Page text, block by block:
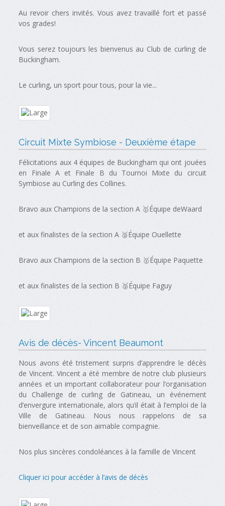
Au revoir chers invités. Vous avez travaillé fort et passé
vos grades!
Vous serez toujours les bienvenus au Club de curling de
Buckingham.
Le curling, un sport pour tous, pour la vie...
Circuit Mixte Symbiose - Deuxième étape
Félicitations aux 4 équipes de Buckingham qui ont jouées
en Finale A et Finale B du Tournoi Mixte du circuit
Symbiose au Curling des Collines.
Bravo aux Champions de la section A 🥇Équipe deWaard
et aux finalistes de la section A 🥈Équipe Ouellette
Bravo aux Champions de la section B 🥇Équipe Paquette
et aux finalistes de la section B 🥈Équipe Faguy
Avis de décès- Vincent Beaumont
Nous avons été tristement surpris d’apprendre le décès
de Vincent. Vincent a été membre de notre club plusieurs
années et un important collaborateur pour l’organisation
du Challenge de curling de Gatineau, un événement
d’envergure internationale, alors qu’il était à l’emploi de la
Ville de Gatineau. Nous nous rappelons de sa
bienveillance et de son aimable compagnie.
Nos plus sincères condoléances à la famille de Vincent
Cliquer ici pour accéder à l’avis de décès